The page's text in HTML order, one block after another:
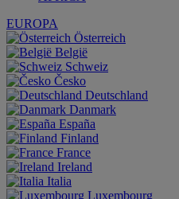
EUROPA
Österreich
België
Schweiz
Česko
Deutschland
Danmark
España
Finland
France
Ireland
Italia
Luxembourg